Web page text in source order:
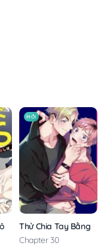
Cho Tôi Ngủ Yên
MỚI
Thử Chia Tay Bằng
Chapter 30